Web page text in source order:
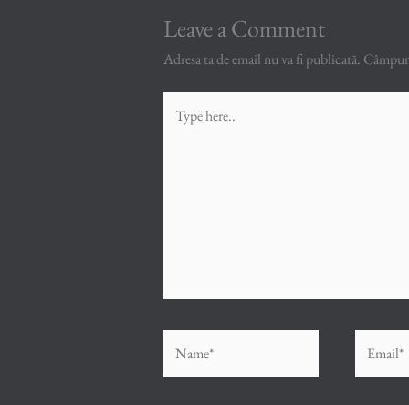
Leave a Comment
Adresa ta de email nu va fi publicată.
here..